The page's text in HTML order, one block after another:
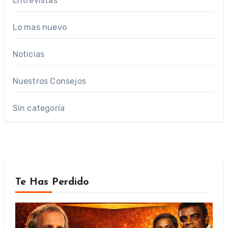
Lo mas nuevo
Noticias
Nuestros Consejos
Sin categoría
Te Has Perdido